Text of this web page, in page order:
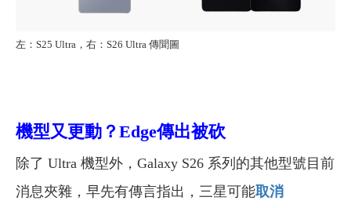
左：S25 Ultra，右：S26 Ultra 傳聞圖
機型又更動？Edge傳出被砍
除了 Ultra 機型外，Galaxy S26 系列的其他型號目前
消息夾雜，早先有傳言指出，三星可能取消